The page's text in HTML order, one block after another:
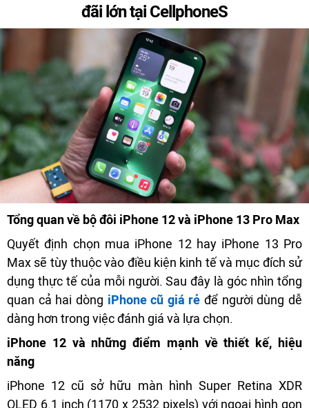
đãi lớn tại CellphoneS
Tổng quan về bộ đôi iPhone 12 và iPhone 13 Pro Max
Quyết định chọn mua iPhone 12 hay iPhone 13 Pro
Max sẽ tùy thuộc vào điều kiện kinh tế và mục đích sử
dụng thực tế của mỗi người. Sau đây là góc nhìn tổng
quan cả hai dòng iPhone cũ giá rẻ để người dùng dễ
dàng hơn trong việc đánh giá và lựa chọn.
iPhone 12 và những điểm mạnh về thiết kế, hiệu
năng
iPhone 12 cũ sở hữu màn hình Super Retina XDR
OLED 6.1 inch (1170 x 2532 pixels) với ngoại hình gọn